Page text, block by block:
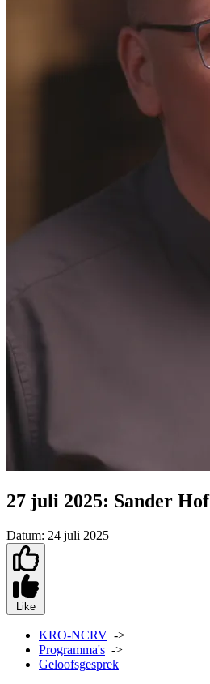
27 juli 2025: Sander Hof
Datum: 24 juli 2025
Like
KRO-NCRV ->
Programma's ->
Geloofsgesprek